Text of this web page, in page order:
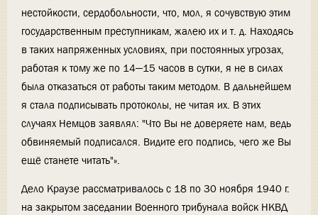
нестойкости, сердобольности, что, мол, я сочувствую этим
государственным преступникам, жалею их и т. д. Находясь
в таких напряженных условиях, при постоянных угрозах,
работая к тому же по 14—15 часов в сутки, я не в силах
была отказаться от работы таким методом. В дальнейшем
я стала подписывать протоколы, не читая их. В этих
случаях Немцов заявлял: "Что Вы не доверяете нам, ведь
обвиняемый подписался. Видите его подпись, чего же Вы
ещё станете читать"».
Дело Краузе рассматривалось с 18 по 30 ноября 1940 г.
на закрытом заседании Военного трибунала войск НКВД